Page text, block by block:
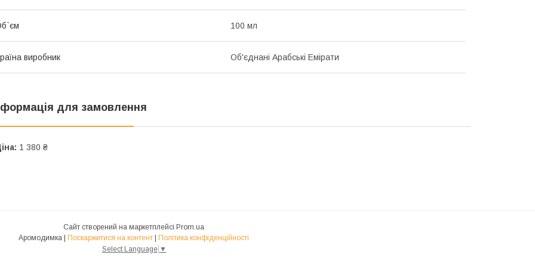
100 мл
виробник Об'єднані Арабські Емірати
для замовлення
1 380 ₴
Сайт створений на маркетплейсі Prom.ua
Аромодимка | Поскаржитися на контент | Політика конфіденційності
Select Language ▼